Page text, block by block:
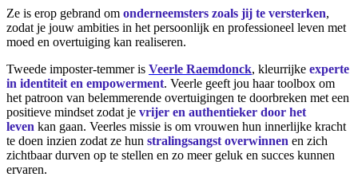
Ze is erop gebrand om onderneemsters zoals jij te versterken,
zodat je jouw ambities in het persoonlijk en professioneel leven met
moed en overtuiging kan realiseren.
Tweede imposter-temmer is Veerle Raemdonck, kleurrijke experte
in identiteit en empowerment. Veerle geeft jou haar toolbox om
het patroon van belemmerende overtuigingen te doorbreken met een
positieve mindset zodat je vrijer en authentieker door het
leven kan gaan. Veerles missie is om vrouwen hun innerlijke kracht
te doen inzien zodat ze hun stralingsangst overwinnen en zich
zichtbaar durven op te stellen en zo meer geluk en succes kunnen
ervaren.